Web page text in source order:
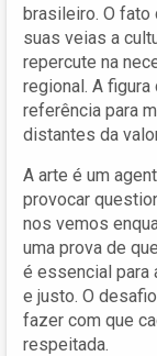
brasileiro. O fato
suas veias a
repercute na
regional. A
referência para
distantes da
A arte é um
provocar
nos vemos
uma prova de
é essencial para
e justo. O
fazer com que
respeitada.